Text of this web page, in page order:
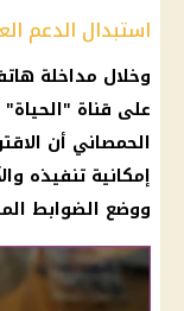
استبدال الدعم
وخلال مداخلة
على قناة
الحمصاني أن
إمكانية تنفيذه
ووضع الضوابط